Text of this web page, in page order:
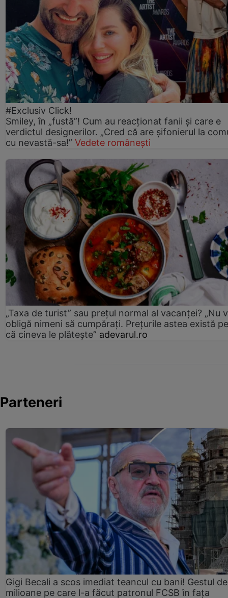
#Exclusiv Click!
Smiley, în „fustă”! Cum au reacționat fanii și care e
verdictul designerilor. „Cred că are șifonierul la
cu nevastă-sa!” Vedete românești
„Taxa de turist” sau prețul normal al vacanței? „Nu
obligă nimeni să cumpărați. Prețurile astea există
că cineva le plătește” adevarul.ro
Parteneri
Gigi Becali a scos imediat teancul cu bani! Gestul de
milioane pe care l-a făcut patronul FCSB în fața